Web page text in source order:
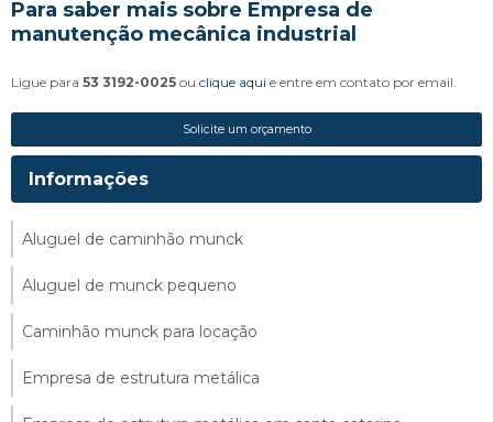
Para saber mais sobre Empresa de
manutenção mecânica industrial
Ligue para 53 3192-0025 ou clique aqui e entre em contato por email.
Solicite um orçamento
Informações
Aluguel de caminhão munck
Aluguel de munck pequeno
Caminhão munck para locação
Empresa de estrutura metálica